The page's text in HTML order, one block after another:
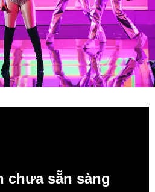
chưa sẵn sàng